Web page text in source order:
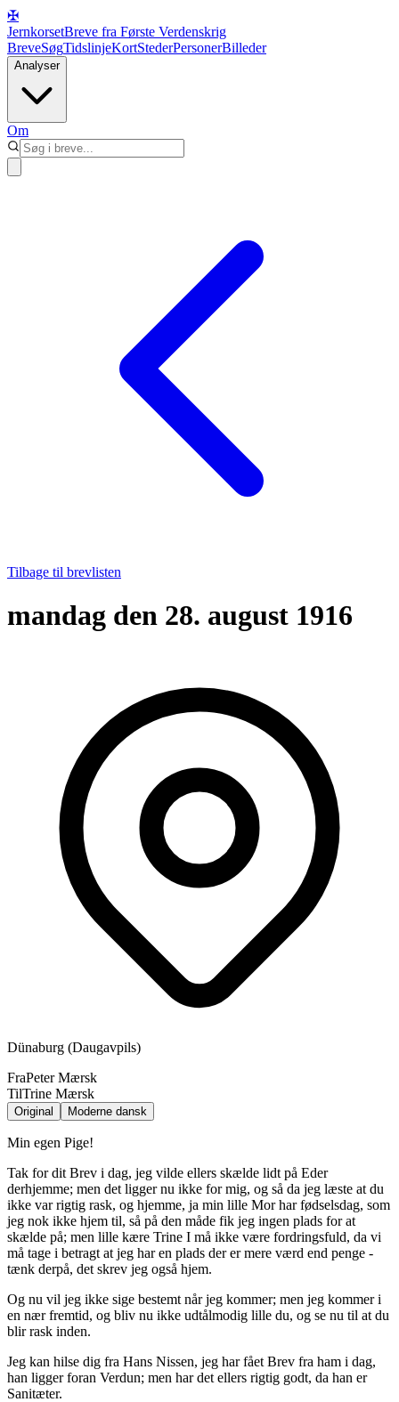
✠
JernkorsetBreve fra Første Verdenskrig
BreveSøgTidslinjeKortStederPersonerBilleder
Analyser
Om
Tilbage til brevlisten
mandag den 28. august 1916
Dünaburg (Daugavpils)
FraPeter Mærsk
TilTrine Mærsk
Original Moderne dansk
Min egen Pige!
Tak for dit Brev i dag, jeg vilde ellers skælde lidt på Eder
derhjemme; men det ligger nu ikke for mig, og så da jeg læste at du
ikke var rigtig rask, og hjemme, ja min lille Mor har fødselsdag, som
jeg nok ikke hjem til, så på den måde fik jeg ingen plads for at
skælde på; men lille kære Trine I må ikke være fordringsfuld, da vi
må tage i betragt at jeg har en plads der er mere værd end penge -
tænk derpå, det skrev jeg også hjem.
Og nu vil jeg ikke sige bestemt når jeg kommer; men jeg kommer i
en nær fremtid, og bliv nu ikke udtålmodig lille du, og se nu til at du
blir rask inden.
Jeg kan hilse dig fra Hans Nissen, jeg har fået Brev fra ham i dag,
han ligger foran Verdun; men har det ellers rigtig godt, da han er
Sanitæter.